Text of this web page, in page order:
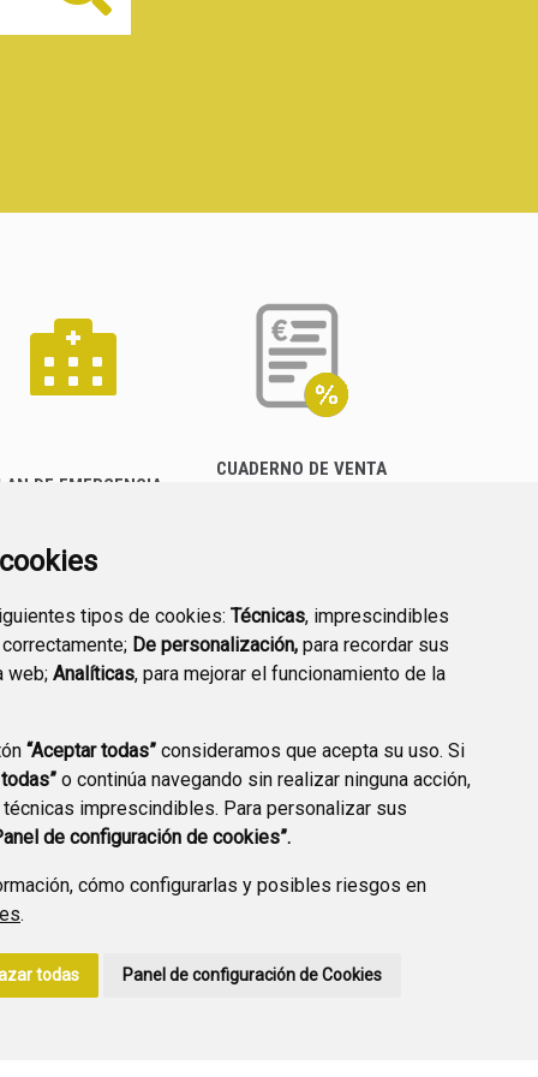
tipos de cookies: Técnicas, imprescindibles
De personalización, para recordar sus
web; Analíticas, para mejorar el funcionamiento de la
“Aceptar todas” consideramos que acepta su uso. Si
o continúa navegando sin realizar ninguna acción,
imprescindibles. Para personalizar sus
de configuración de cookies”.
cómo configurarlas y posibles riesgos en
.
todas Panel de configuración de Cookies
DE EMERGENCIA
CUADERNO DE VENTA
PREGUNTAS
FRECUENTES
PLAN DE ACCIÓN LOCAL
2030